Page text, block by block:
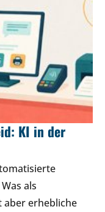
KI in der
als
erhebliche